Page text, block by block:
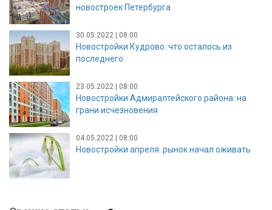
новостроек Петербурга
30.05.2022 | 08:00
Новостройки Кудрово: что осталось из
последнего
23.05.2022 | 08:00
Новостройки Адмиралтейского района: на
грани исчезновения
04.05.2022 | 08:00
Новостройки апреля: рынок начал оживать